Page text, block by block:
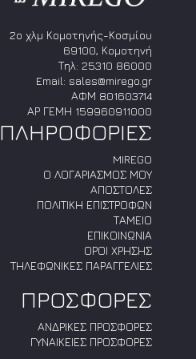
2ο χλμ Κομοτηνής-Κοσμίου
69100, Κομοτηνή
Τηλ: 25310 86000
Email: sales@mirego.gr
ΑΦΜ 801603714
ΑΡ ΓΕΜΗ 159960911000
ΠΛΗΡΟΦΟΡΙΕΣ
MIREGO
Ο ΛΟΓΑΡΙΑΣΜΟΣ ΜΟΥ
ΑΠΟΣΤΟΛΕΣ
ΠΟΛΙΤΙΚΗ ΕΠΙΣΤΡΟΦΩΝ
ΤΑΜΕΙΟ
ΕΠΙΚΟΙΝΩΝΙΑ
ΟΡΟΙ ΧΡΗΣΗΣ
ΤΗΛΕΦΩΝΙΚΕΣ ΠΑΡΑΓΓΕΛΙΕΣ
ΠΡΟΣΦΟΡΕΣ
ΑΝΔΡΙΚΕΣ ΠΡΟΣΦΟΡΕΣ
ΓΥΝΑΙΚΕΙΕΣ ΠΡΟΣΦΟΡΕΣ